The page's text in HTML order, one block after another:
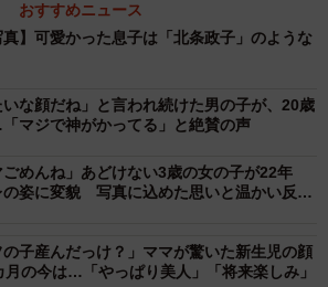
おすすめニュース
真】可愛かった息子は「北条政子」のような
いな顔だね」と言われ続けた男の子が、20歳
マジで神がかってる」と絶賛の声
ごめんね」あどけない3歳の女の子が22年
姿に変貌 写真に込めた思いと温かい反響
の子産んだっけ？」ママが驚いた新生児の顔
の今は…「やっぱり美人」「将来楽しみ」